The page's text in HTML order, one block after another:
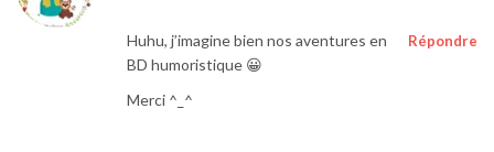
Répondre
Huhu, j’imagine bien nos aventures en
BD humoristique 😀
Merci ^_^